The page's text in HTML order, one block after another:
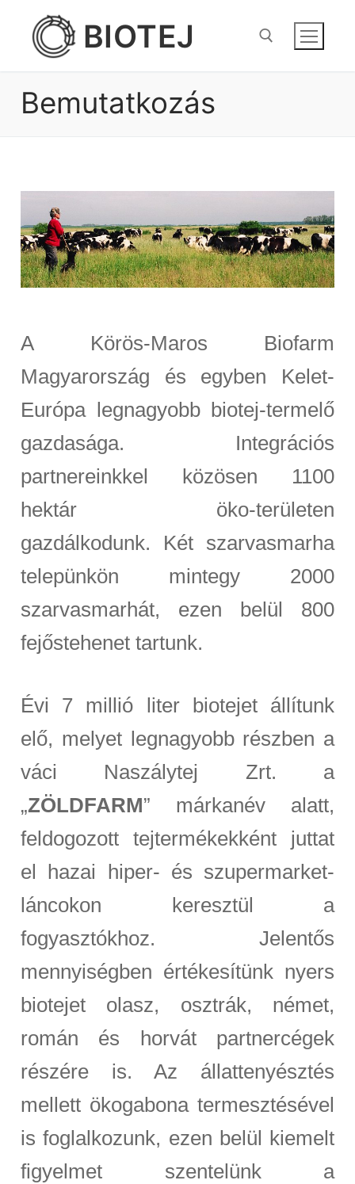
Ugrás
BIOTEJ
Keresése:
Bemutatkozás
A Körös-Maros Biofarm
Magyarország és egyben Kelet-
Európa legnagyobb biotej-termelő
gazdasága. Integrációs
partnereinkkel közösen 1100
hektár öko-területen
gazdálkodunk. Két szarvasmarha
telepünkön mintegy 2000
szarvasmarhát, ezen belül 800
fejőstehenet tartunk.
Évi 7 millió liter biotejet állítunk
elő, melyet legnagyobb részben a
váci Naszálytej Zrt. a
„ZÖLDFARM” márkanév alatt,
feldogozott tejtermékekként juttat
el hazai hiper- és szupermarket-
láncokon keresztül a
fogyasztókhoz. Jelentős
mennyiségben értékesítünk nyers
biotejet olasz, osztrák, német,
román és horvát partnercégek
részére is.Az állattenyésztés
mellett ökogabona termesztésével
is foglalkozunk, ezen belül kiemelt
figyelmet szentelünk a